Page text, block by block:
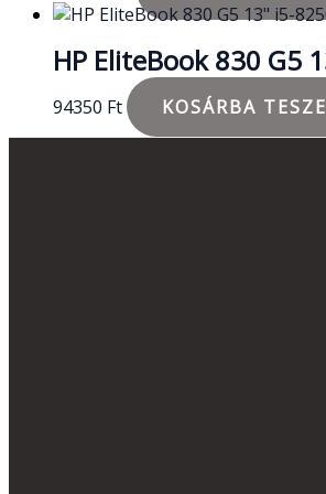
HP EliteBook 830 G5
94350 Ft KOSÁRBA